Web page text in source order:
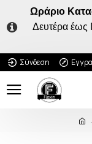
Ωράριο
Δευτέρα έως
Σύνδεση